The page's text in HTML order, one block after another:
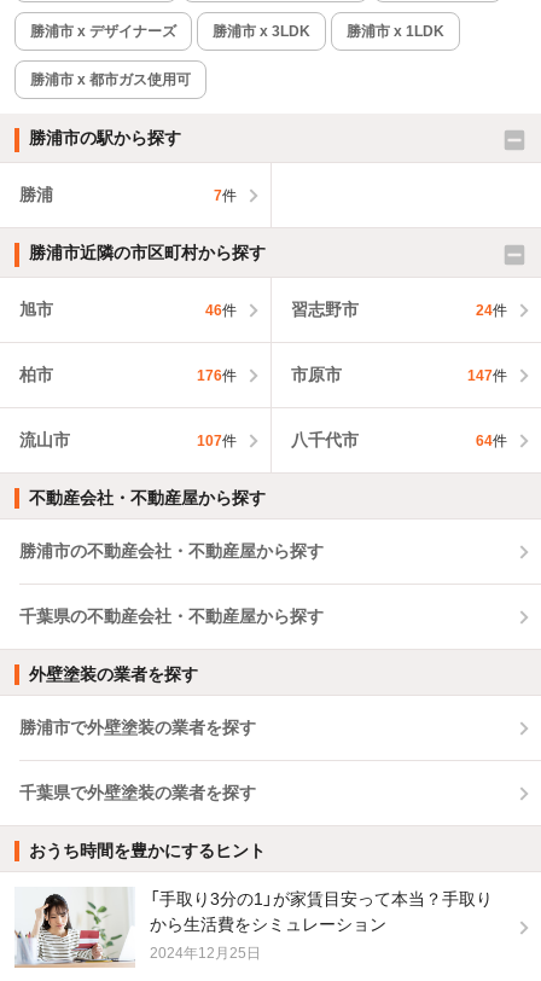
勝浦市 x デザイナーズ 勝浦市 x 3LDK 勝浦市 x 1LDK
勝浦市 x 都市ガス使用可
勝浦市の駅から探す
勝浦 7件
勝浦市近隣の市区町村から探す
旭市 46件 習志野市 24件
柏市 176件 市原市 147件
流山市 107件 八千代市 64件
不動産会社・不動産屋から探す
勝浦市の不動産会社・不動産屋から探す
千葉県の不動産会社・不動産屋から探す
外壁塗装の業者を探す
勝浦市で外壁塗装の業者を探す
千葉県で外壁塗装の業者を探す
おうち時間を豊かにするヒント
「手取り3分の1」が家賃目安って本当？手取り
から生活費をシミュレーション
2024年12月25日